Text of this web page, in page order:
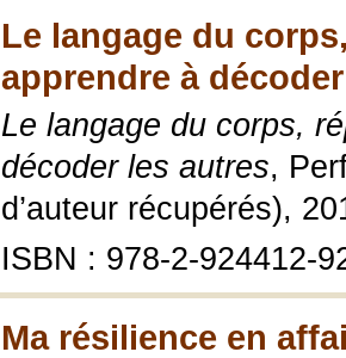
Le langage du
apprendre à
Le langage du corps,
décoder les autres,
d’auteur récupérés),
ISBN : 978-2-924412-
Ma résilience en